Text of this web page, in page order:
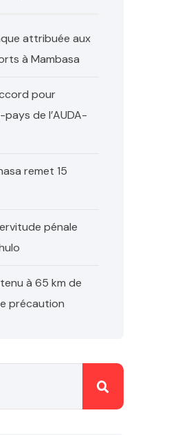
attribuée aux
à Mambasa
pour
de l’AUDA-
remet 15
pénale
à 65 km de
précaution